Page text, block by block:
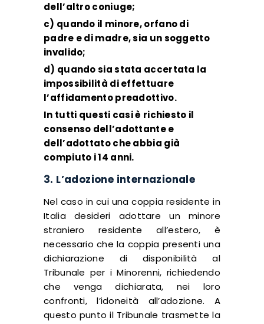
dell’altro coniuge;
c) quando il minore, orfano di
padre e di madre, sia un soggetto
invalido;
d) quando sia stata accertata la
impossibilità di effettuare
l’affidamento preadottivo.
In tutti questi casi è richiesto il
consenso dell’adottante e
dell’adottato che abbia già
compiuto i 14 anni.
3. L’adozione internazionale
Nel caso in cui una coppia residente in
Italia desideri adottare un minore
straniero residente all’estero, è
necessario che la coppia presenti una
dichiarazione di disponibilità al
Tribunale per i Minorenni, richiedendo
che venga dichiarata, nei loro
confronti, l’idoneità all’adozione. A
questo punto il Tribunale trasmette la